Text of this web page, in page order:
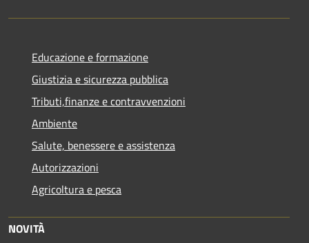
Educazione e formazione
Giustizia e sicurezza pubblica
Tributi,finanze e contravvenzioni
Ambiente
Salute, benessere e assistenza
Autorizzazioni
Agricoltura e pesca
NOVITÀ